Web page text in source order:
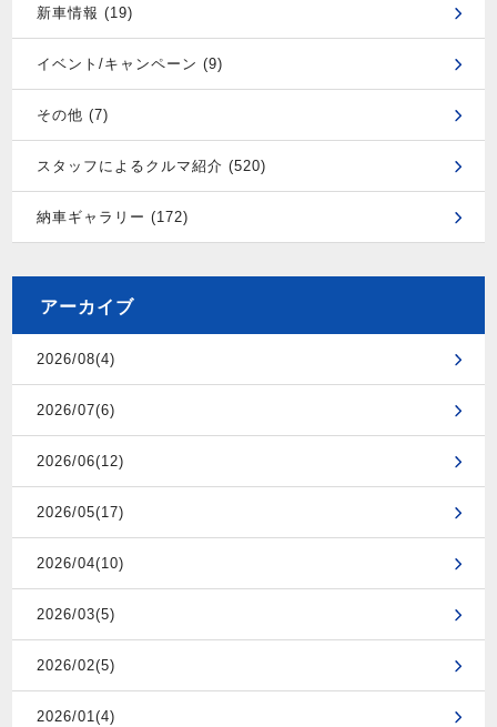
新車情報 (19)
イベント/キャンペーン (9)
その他 (7)
スタッフによるクルマ紹介 (520)
納車ギャラリー (172)
アーカイブ
2026/08(4)
2026/07(6)
2026/06(12)
2026/05(17)
2026/04(10)
2026/03(5)
2026/02(5)
2026/01(4)